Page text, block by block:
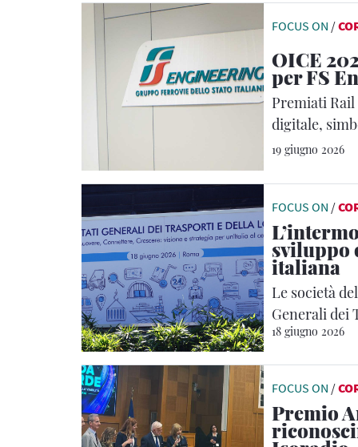
FOCUS ON /
OICE
per FS
Premiati
digitale,
19 giugno 2026
FOCUS ON /
sviluppo
italiana
Le società
Generali dei
18 giugno 2026
FOCUS ON /
Premio